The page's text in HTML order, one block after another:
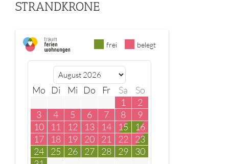
STRANDKRONE
frei belegt
Mo Di Mi Do Fr Sa
So
1
2
3
4 5 6 7 8
9
10
11 12 13 14 15
16
17
18 19 20 21 22
23
24
25 26 27 28 29
30